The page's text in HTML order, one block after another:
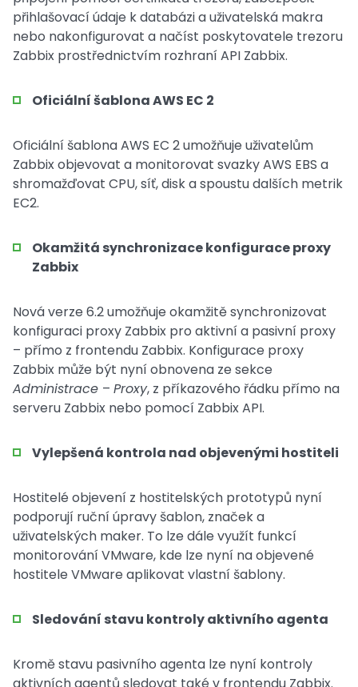
přihlašovací údaje k databázi a uživatelská makra
nebo nakonfigurovat a načíst poskytovatele trezoru
Zabbix prostřednictvím rozhraní API Zabbix.
Oficiální šablona AWS EC 2
Oficiální šablona AWS EC 2 umožňuje uživatelům
Zabbix objevovat a monitorovat svazky AWS EBS a
shromažďovat CPU, síť, disk a spoustu dalších metrik
EC2.
Okamžitá synchronizace konfigurace proxy
Zabbix
Nová verze 6.2 umožňuje okamžitě synchronizovat
konfiguraci proxy Zabbix pro aktivní a pasivní proxy
– přímo z frontendu Zabbix. Konfigurace proxy
Zabbix může být nyní obnovena ze sekce
Administrace – Proxy, z příkazového řádku přímo na
serveru Zabbix nebo pomocí Zabbix API.
Vylepšená kontrola nad objevenými hostiteli
Hostitelé objevení z hostitelských prototypů nyní
podporují ruční úpravy šablon, značek a
uživatelských maker. To lze dále využít funkcí
monitorování VMware, kde lze nyní na objevené
hostitele VMware aplikovat vlastní šablony.
Sledování stavu kontroly aktivního agenta
Kromě stavu pasivního agenta lze nyní kontroly